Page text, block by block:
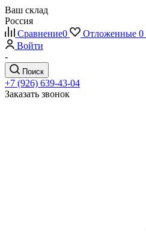
Ваш склад
Россия
Сравнение0 Отложенные 0
Войти
-
Поиск
+7 (926) 639-43-04
Заказать звонок